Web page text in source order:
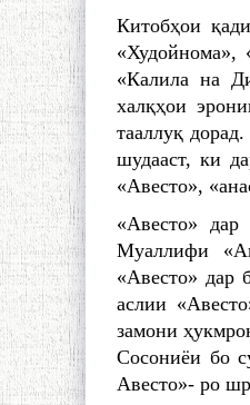
Китобҳои
«Калила на
халқҳои
тааллуқ
шудааст, ки
«Аве­сто»,
«Авесто»
Муаллифи
«Авесто» дар
аслии
замони
Сосониёи бо
Авесто»- ро